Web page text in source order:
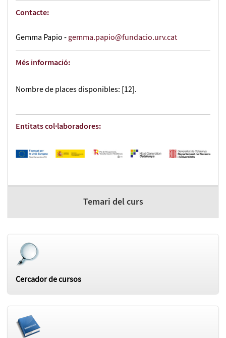
Contacte:
Gemma Papio -gemma.papio@fundacio.urv.cat
Més informació:
Nombre de places disponibles: [12].
Entitats col·laboradores:
Temari del curs
Cercador de cursos